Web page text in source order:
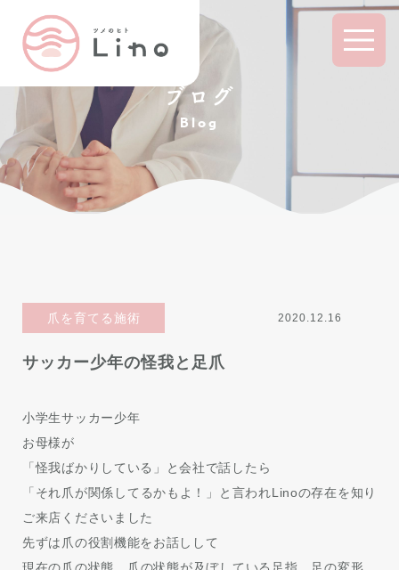
ブログ
Blog
爪を育てる施術 2020.12.16
サッカー少年の怪我と足爪
小学生サッカー少年
お母様が
「怪我ばかりしている」と会社で話したら
「それ爪が関係してるかもよ！」と言われLinoの存在を知り
ご来店くださいました
先ずは爪の役割機能をお話しして